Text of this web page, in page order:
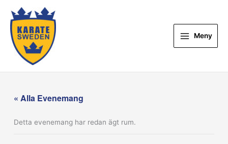
innehåll
Meny
« Alla Evenemang
Detta evenemang har redan ägt rum.